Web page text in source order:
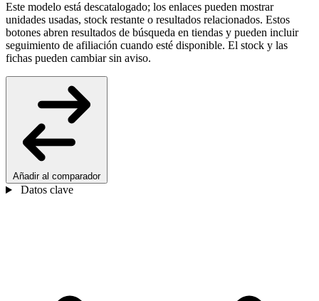
Este modelo está descatalogado; los enlaces pueden mostrar
unidades usadas, stock restante o resultados relacionados. Estos
botones abren resultados de búsqueda en tiendas y pueden incluir
seguimiento de afiliación cuando esté disponible. El stock y las
fichas pueden cambiar sin aviso.
Añadir al comparador
Datos clave